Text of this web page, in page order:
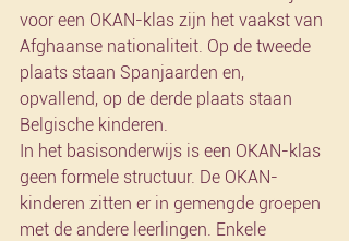
voor een OKAN-klas zijn het vaakst van
Afghaanse nationaliteit. Op de tweede
plaats staan Spanjaarden en,
opvallend, op de derde plaats staan
Belgische kinderen.
In het basisonderwijs is een OKAN-klas
geen formele structuur. De OKAN-
kinderen zitten er in gemengde groepen
met de andere leerlingen. Enkele